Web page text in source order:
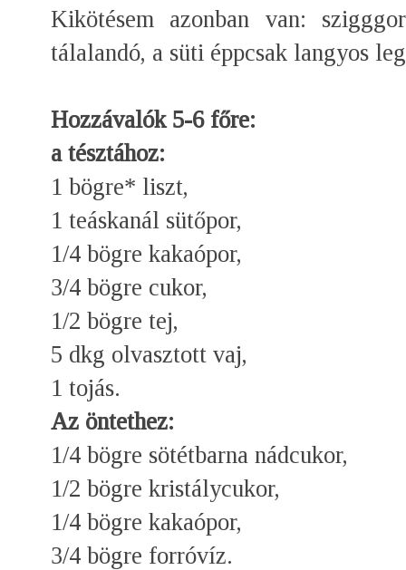
Kikötésem azonban van:
tálalandó, a süti éppcsak langyos
Hozzávalók 5-6 főre:
a tésztához:
1 bögre* liszt,
1 teáskanál sütőpor,
1/4 bögre kakaópor,
3/4 bögre cukor,
1/2 bögre tej,
5 dkg olvasztott vaj,
1 tojás.
Az öntethez:
1/4 bögre sötétbarna nádcukor,
1/2 bögre kristálycukor,
1/4 bögre kakaópor,
3/4 bögre forróvíz.